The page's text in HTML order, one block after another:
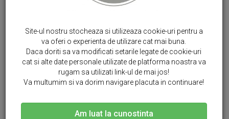
Site-ul nostru stocheaza si utilizeaza cookie-uri pentru a
va oferi o experienta de utilizare cat mai buna.
Daca doriti sa va modificati setarile legate de cookie-uri
cat si alte date personale utilizate de platforma noastra va
rugam sa utilizati link-ul de mai jos!
Va multumim si va dorim navigare placuta in continuare!
Am luat la cunostinta